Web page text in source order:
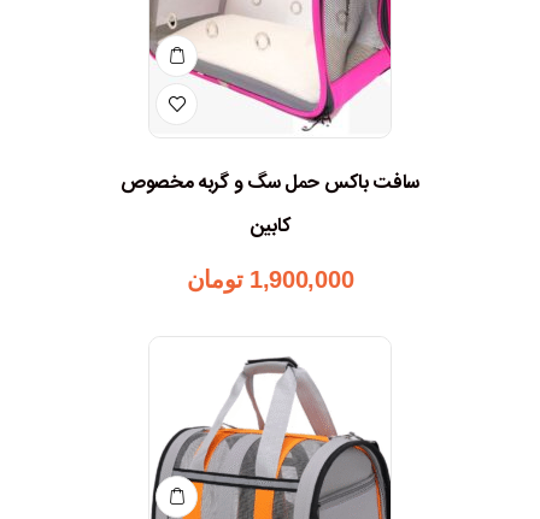
سافت باکس حمل سگ و گربه مخصوص
کابین
1,900,000 تومان